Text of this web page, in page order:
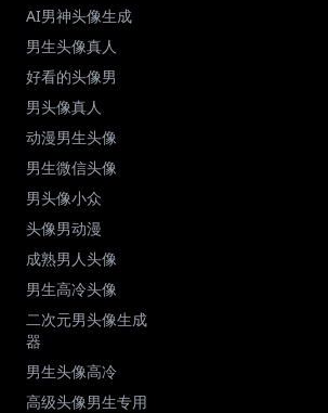
AI男神头像生成
男生头像真人
好看的头像男
男头像真人
动漫男生头像
男生微信头像
男头像小众
头像男动漫
成熟男人头像
男生高冷头像
二次元男头像生成
器
男生头像高冷
高级头像男生专用